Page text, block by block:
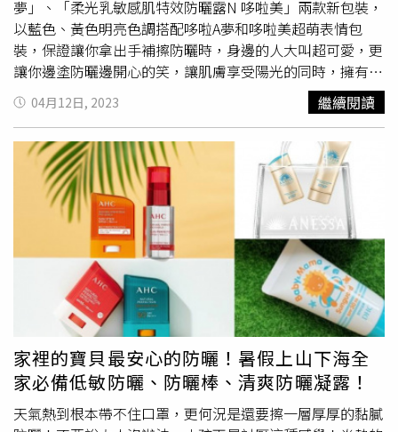
位，包含引進多家精品女鞋新櫃，包括義大利奢華潮鞋設計
師品牌「GIUSEPPE ZANOTTI」、法國精品女鞋品牌
「Christian Louboutin」及英國「MANOLO BLAHNIK」通
通進駐，讓懂鞋的精品女孩們可以集中在3樓就輕鬆不費力
買到全世界最齊全的精品鞋款！SOGO表示，各大精品目前
已經都搶先推出早秋新品，精品女鞋新品達30%，精品新品
佔比高達60%，敦化館精品新品也有60%之多，喜歡搶先擁
有新貨的你絕對值得入手。另外，以維多利亞時代氛圍的華
麗元素-薄紗、蕾絲、珍珠和蓬鬆的蛋糕裙聞名的精品服飾
配件品牌「Simone Rocha」和以剪裁聞名並結合英式細
節，近期成為韓劇男主角們的御用精品-美國紐約時裝品牌
「THOM BROWNE」預計將於7月上旬開幕。SOGO復興館
3F輕奢精品引進多家精品新櫃，包括美國紐約時裝品牌
「THOM BROWNE」、精品服飾配件品牌「Simone
Rocha」都將在七月登場。 （圖／品牌提供）SOGO復興館
3F輕奢精品引進多家精品鞋款新櫃，包含全球設有超過150
間專門店的法國精品女鞋品牌「Christian Louboutin」和英
國的鞋履品牌「MANOLO BLAHNIK」。（圖／品牌提供）
另外，精品早秋各大新品多達6成以上，周周推最新秋裝新
而頂級保養品肌膚之鑰則推出全新升級版的逆齡光采防曬霜
和逆齡光采防曬護唇膏， 全新添加 摩洛哥百里香提取物 ，
優化避險老化的技能！讓防曬做到位，才能安心出門好好在
戶外運動遊玩！全新肌膚之鑰逆齡光采防曬霜是屬於高階臉
部防曬霜，擁有奢華質地蘊含先進科技，讓貴婦名媛們超喜
愛！除了可以隱藏細紋外，更有改善乾澀，使肌膚光滑細
嫩，保濕補水等功能！而逆齡光采防曬護唇膏帶有絲絨輕盈
質地，能瞬間填補唇瓣細紋，不粘膩悶澀，滋潤同時賦予雙
唇細緻光澤與輪廓，可以在上唇彩前輕抹打底，打造水嫩雙
唇！Cle de Peau Beaute肌膚之鑰 逆齡光采防曬霜
50g/3,600元。（圖／品牌提供）Cle de Peau Beaute肌膚
之鑰 逆齡光采防曬護唇膏4g/2,200元。（圖／品牌提供）
頗受好評的ALBION全新推出《超完美高奢全抗光隔離乳
SPF50+ PA++++》，擁有高規格完整的防曬係數抵禦紫外線
傷害，有如奶油般的細緻奢華質地，塗抹上肌膚感受完美勻
亮，讓你光擦它就很有光感，並讓肌膚備受保護！ALBION
超完美高奢全抗光隔離乳 SPF50+ PA++++ 50g/3,300元。
炎炎夏日到來，除了防曬，每天的修護美白抗老保養同樣不
能忽略！全球超熱賣的頂級醫學美容品牌修麗可登台後就備
受討論，其中主打的超濃度 CE 緊緻修護抗氧化精華一上市
夢」、「柔光乳敏感肌特效防曬露N 哆啦美」兩款新包裝，
以藍色、黃色明亮色調搭配哆啦A夢和哆啦美超萌表情包
裝，保證讓你拿出手補擦防曬時，身邊的人大叫超可愛，更
讓你邊塗防曬邊開心的笑，讓肌膚享受陽光的同時，擁有健
康不曬傷的肌膚！ 首創「濕度偵測技術」 , 自動偵測汗水、
熱氣與濕度，並將潮濕水氣轉化為 U V 防 禦 膜 。極輕盈水
潤質地，不黏膩乾爽好舒適 。shiseido安耐曬金鑽高效防曬
露 N 4 X 哆 啦 A夢SPF50+ PA++++ 60ml/950元。（圖／品
牌提供）溫和配方，無添加酒精、 PARABEN防腐劑 、 礦物
油、香料、色素，幼兒也能安心使用 。添加50 % 美 肌 保
養成分， 肌膚長時間保濕舒適。shiseido
柔光乳敏
感肌特效防曬露N 哆啦美SPF50+ PA++++ 60ml/ 950元（圖
／品牌提供）
04月12日, 2023 繼續閱讀
家裡的寶貝最安心的防曬！暑假上山下海全
家必備低敏防曬、防曬棒、清爽防曬凝露！
天氣熱到根本帶不住口罩，更何況是還要擦一層厚厚的黏膩